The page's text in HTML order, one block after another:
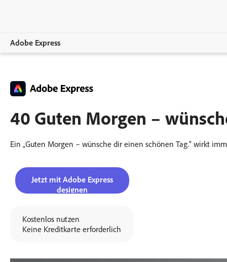
Adobe Express
Erstellen.
Bearbeiten
Abo-Optionen.
40 Guten Morgen –
Ein „Guten Morgen – wünsche dir einen schönen Tag.“ wirkt
Jetzt mit Adobe Express
designen
Kostenlos nutzen
Keine Kreditkarte erforderlich